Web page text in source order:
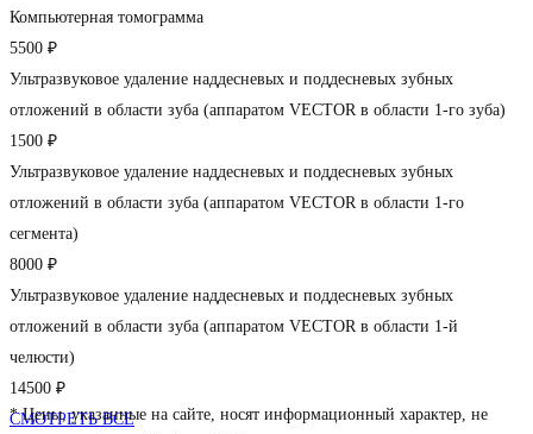
Компьютерная томограмма
5500 ₽
Ультразвуковое удаление наддесневых и поддесневых зубных
отложений в области зуба (аппаратом VECTOR в области 1-го зуба)
1500 ₽
Ультразвуковое удаление наддесневых и поддесневых зубных
отложений в области зуба (аппаратом VECTOR в области 1-го
сегмента)
8000 ₽
Ультразвуковое удаление наддесневых и поддесневых зубных
отложений в области зуба (аппаратом VECTOR в области 1-й
челюсти)
14500 ₽
СМОТРЕТЬ ВСЕ
* Цены, указанные на сайте, носят информационный характер, не